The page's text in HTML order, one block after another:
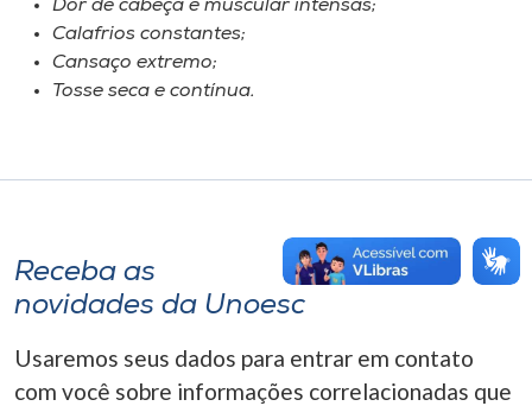
A-
Dor de cabeça e muscular intensas;
Calafrios constantes;
Cansaço extremo;
Tosse seca e contínua.
Receba as
novidades da Unoesc
Usaremos seus dados para entrar em contato
com você sobre informações correlacionadas que